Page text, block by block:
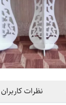
نظرات کاربران